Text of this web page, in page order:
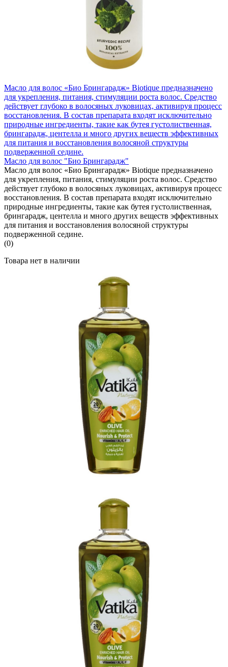
Масло для волос «Био Брингарадж» Biotique предназначено
для укрепления, питания, стимуляции роста волос. Средство
действует глубоко в волосяных луковицах, активируя процесс
восстановления. В состав препарата входят исключительно
природные ингредиенты, такие как бутея густолиственная,
брингарадж, центелла и много других веществ эффективных
для питания и восстановления волосяной структуры
подверженной седине.
Масло для волос "Био Брингарадж"
Масло для волос «Био Брингарадж» Biotique предназначено
для укрепления, питания, стимуляции роста волос. Средство
действует глубоко в волосяных луковицах, активируя процесс
восстановления. В состав препарата входят исключительно
природные ингредиенты, такие как бутея густолиственная,
брингарадж, центелла и много других веществ эффективных
для питания и восстановления волосяной структуры
подверженной седине.
(0)
Товара нет в наличии